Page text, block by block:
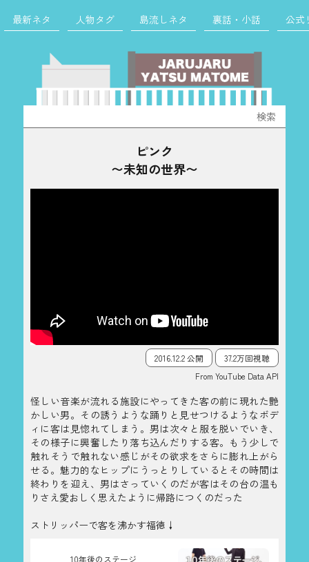
最新ネタ 人物タグ 島流しネタ 裏話・小話 公式
索:
ピンク
〜未知の世界〜
2016.12.2 公開
37.2万回視聴
From YouTube Data API
怪しい音楽が流れる施設にやってきた客の前に現れた艶
かしい男。その誘うような踊りと見せつけるようなボデ
ィに客は見惚れてしまう。男は次々と服を脱いでいき、
その様子に興奮したり落ち込んだりする客。もう少しで
触れそうで触れない感じがその欲求をさらに膨れ上がら
せる。魅力的なヒップにうっとりしているとその時間は
終わりを迎え、男はさっていくのだが客はその台の温も
りさえ愛おしく思えたように帰路につくのだった
ストリッパーで客を沸かす福徳↓
10年後のステージ